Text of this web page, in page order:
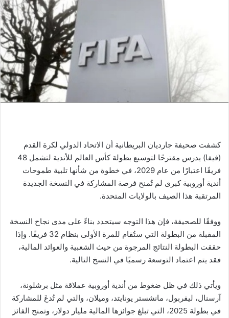
كشفت صحيفة جارديان البريطانية أن الاتحاد الدولي لكرة القدم
(فيفا) يدرس مقترحًا لتوسيع بطولة كأس العالم للأندية لتشمل 48
فريقًا اعتبارًا من عام 2029، في خطوة من شأنها تلبية طموحات
أندية أوروبية كبرى لم تُمنح فرصة المشاركة في النسخة الجديدة
المرتقبة هذا الصيف بالولايات المتحدة.
ووفقًا للصحيفة، فإن هذا التوجه سيتحدد بناءً على مدى نجاح النسخة
المقبلة من البطولة التي ستُقام للمرة الأولى بنظام 32 فريقًا. وإذا
حققت البطولة النتائج المرجوة من حيث الشعبية والعوائد المالية،
فقد يتم اعتماد التوسعة رسميًا في النسخ التالية.
ويأتي ذلك في ظل ضغوط من أندية أوروبية عملاقة مثل برشلونة،
آرسنال، ليفربول، مانشستر يونايتد، وميلان، والتي لم تُدعَ للمشاركة
في بطولة 2025، التي تبلغ جوائزها المالية مليار دولار، وتمنح الفائز